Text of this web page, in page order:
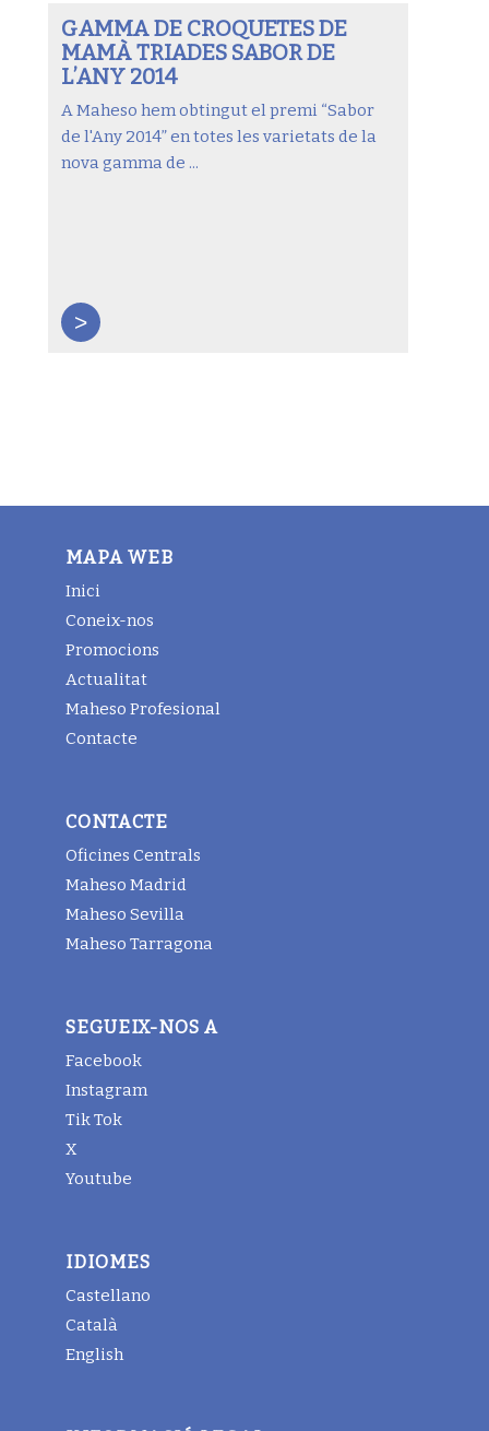
GAMMA DE CROQUETES DE
MAMÀ TRIADES SABOR DE
L’ANY 2014
A Maheso hem obtingut el premi “Sabor
de l'Any 2014” en totes les varietats de la
nova gamma de ...
>
MAPA WEB
Inici
Coneix-nos
Promocions
Actualitat
Maheso Profesional
Contacte
CONTACTE
Oficines Centrals
Maheso Madrid
Maheso Sevilla
Maheso Tarragona
SEGUEIX-NOS A
Facebook
Instagram
Tik Tok
X
Youtube
IDIOMES
Castellano
Català
English